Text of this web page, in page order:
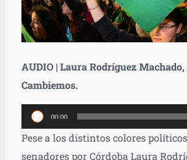
AUDIO | Laura Rodríguez Machado,
Cambiemos.
Reproductor
de
audio
00:00
Pese a los distintos colores
senadores por Córdoba Laura